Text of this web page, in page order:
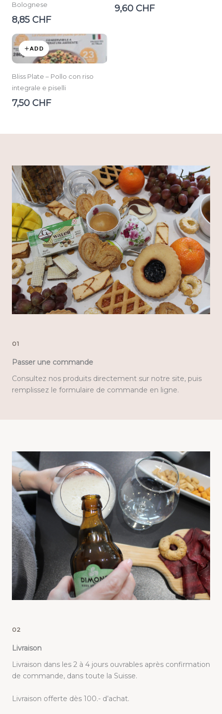
Bolognese
8,85 CHF
9,60 CHF
ADD
Bliss Plate – Pollo con riso
integrale e piselli
7,50 CHF
01
Passer une commande
Consultez nos produits directement sur notre site, puis
remplissez le formulaire de commande en ligne.
02
Livraison
Livraison dans les 2 à 4 jours ouvrables après confirmation
de commande, dans toute la Suisse.
Livraison offerte dès 100.- d’achat.